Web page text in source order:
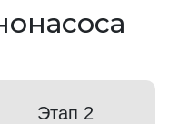
Этап 2